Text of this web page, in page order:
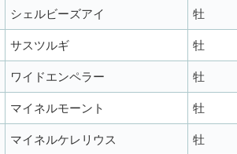
シェルビーズアイ 牡
サスツルギ 牡
ワイドエンペラー 牡
マイネルモーント 牡
マイネルケレリウス 牡